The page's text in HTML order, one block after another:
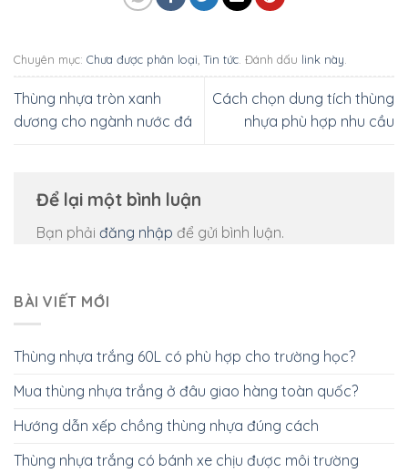
Chuyên mục: Chưa được phân loại, Tin tức. Đánh dấu link này.
Thùng nhựa tròn xanh
dương cho ngành nước đá
Cách chọn dung tích thùng
nhựa phù hợp nhu cầu
Để lại một bình luận
Bạn phải đăng nhập để gửi bình luận.
BÀI VIẾT MỚI
Thùng nhựa trắng 60L có phù hợp cho trường học?
Mua thùng nhựa trắng ở đâu giao hàng toàn quốc?
Hướng dẫn xếp chồng thùng nhựa đúng cách
Thùng nhựa trắng có bánh xe chịu được môi trường